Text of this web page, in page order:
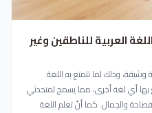
العربية للناطقين وغير
وشيقة، وذلك لما تتمتع به اللغة
بها أي لغة أخرى، مما يسمح لمتحدثي
والجمال. كما أنّ تعلم اللغة